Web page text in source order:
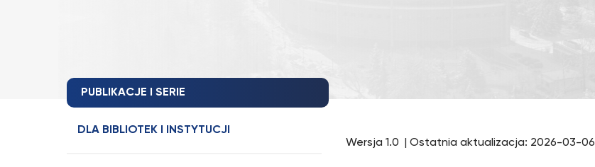
PUBLIKACJE I SERIE
DLA BIBLIOTEK I INSTYTUCJI
Wersja 1.0 | Ostatnia aktualizacja: 2026-03-06